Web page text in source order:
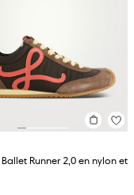
Runner 2,0 en nylon et